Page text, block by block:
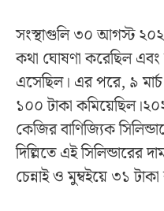
সংস্থাগুলি ৩০ আগস্ট
কথা ঘোষণা করেছিল
এসেছিল। এর পরে, ৯
১০০ টাকা
কেজির বাণিজ্যিক
দিল্লিতে এই সিলিন্ডারের
চেন্নাই ও মুম্বইয়ে ৩১